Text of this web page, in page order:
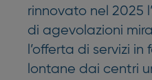
rinnovato nel 2025
di agevolazioni
l’offerta di servizi
lontane dai centri